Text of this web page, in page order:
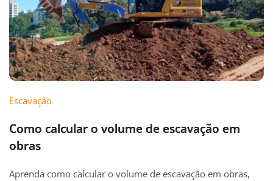
Escavação
Como calcular o volume de escavação em
obras
Aprenda como calcular o volume de escavação em obras,